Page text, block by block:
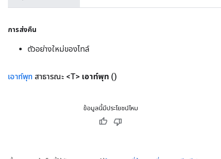
การส่งคืน
ตัวอย่างใหม่ของไทล์
เอาท์พุท สาธารณะ <T> เอาท์พุท ()
ข้อมูลนี้มีประโยชน์ไหม